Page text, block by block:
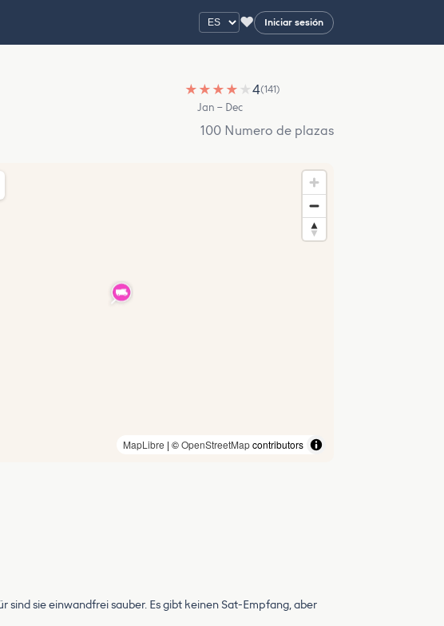
♥ Iniciar sesión
★ ★ ★ ★ ★4(141)
Jan – Dec
100 Numero de plazas
MapLibre | ©OpenStreetMapcontributors
sie einwandfrei sauber. Es gibt keinen Sat-Empfang, aber